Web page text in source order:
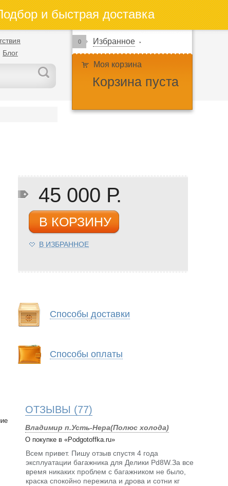
и быстрая доставка
Блог
0 Избранное
Моя корзина
Корзина пуста
45 000 Р.
В КОРЗИНУ
В ИЗБРАННОЕ
Способы доставки
Способы оплаты
ОТЗЫВЫ (77)
Владимир п.Усть-Нера(Полюс холода)
О покупке в «Podgotoffka.ru»
Всем привет. Пишу отзыв спустя 4 года
эксплуатации багажника для Делики Pd8W.За все
время никаких проблем с багажником не было,
краска спокойно пережила и дрова и сотни кг